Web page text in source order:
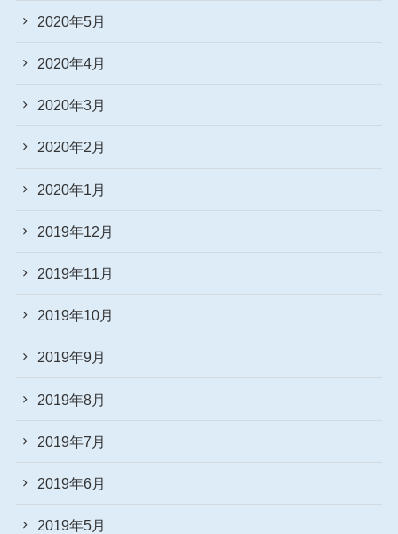
2020年5月
2020年4月
2020年3月
2020年2月
2020年1月
2019年12月
2019年11月
2019年10月
2019年9月
2019年8月
2019年7月
2019年6月
2019年5月